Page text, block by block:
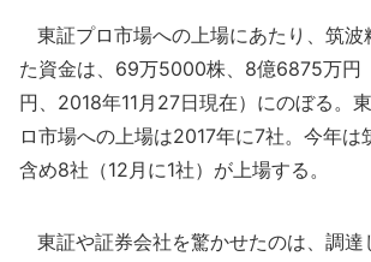
東証プロ市場への上場にあたり、筑波
た資金は、69万5000株、8億6875万円
円、2018年11月27日現在）にのぼる。
ロ市場への上場は2017年に7社。今年は
含め8社（12月に1社）が上場する。
東証や証券会社を驚かせたのは、調達